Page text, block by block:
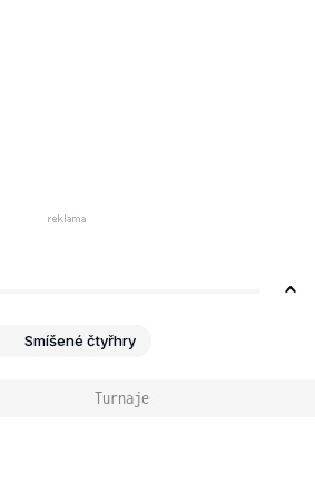
Smíšené čtyřhry
Turnaje